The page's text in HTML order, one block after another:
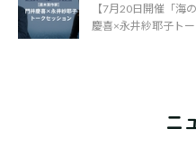
【7月20日開催「海
慶喜×永井紗耶子ト
ニ